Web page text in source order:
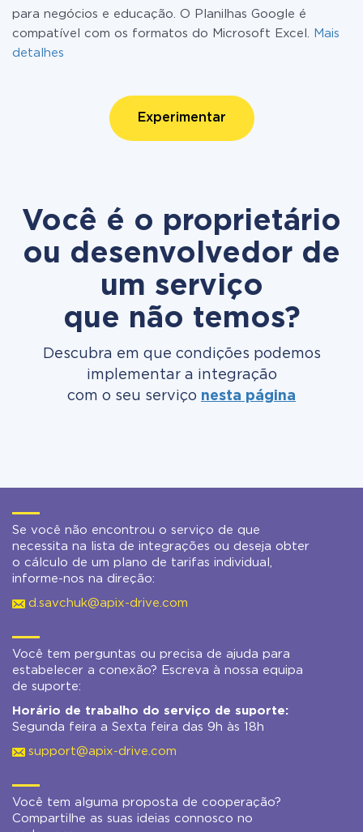
para negócios e educação. O Planilhas Google é
compatível com os formatos do Microsoft Excel.
Mais
detalhes
Experimentar
Você é o proprietário
ou desenvolvedor de
um serviço
que não temos?
Descubra em que condições podemos
implementar a integração
com o seu serviço nesta página
Se você não encontrou o serviço de que
necessita na lista de integrações ou deseja obter
o cálculo de um plano de tarifas individual,
informe-nos na direção:
d.savchuk@apix-drive.com
Você tem perguntas ou precisa de ajuda para
estabelecer a conexão? Escreva à nossa equipa
de suporte:
Horário de trabalho do serviço de suporte:
Segunda feira a Sexta feira das 9h às 18h
support@apix-drive.com
Você tem alguma proposta de cooperação?
Compartilhe as suas ideias connosco no